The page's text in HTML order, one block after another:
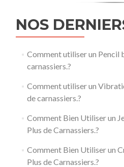
NOS
Comment utiliser un Pencil
carnassiers.?
Comment utiliser un
de carnassiers.?
Comment Bien Utiliser un
Plus de Carnassiers.?
Comment Bien Utiliser un
Plus de Carnassiers.?